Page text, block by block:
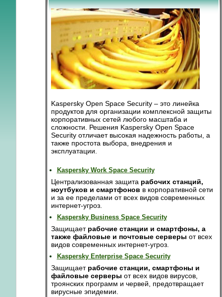
Kaspersky Open Space Security – это линейка
продуктов для организации комплексной защиты
корпоративных сетей любого масштаба и
сложности. Решения Kaspersky Open Space
Security отличает высокая надежность работы, а
также простота выбора, внедрения и
эксплуатации.
Kaspersky Work Space Security
Централизованная защита рабочих станций,
ноутбуков и смартфонов в корпоративной сети
и за ее пределами от всех видов современных
интернет-угроз.
Kaspersky Business Space Security
Защищает рабочие станции и смартфоны, а
также файловые и почтовые серверы от всех
видов современных интернет-угроз.
Kaspersky Enterprise Space Security
Защищает рабочие станции, смартфоны и
файловые серверы от всех видов вирусов,
троянских программ и червей, предотвращает
вирусные эпидемии.